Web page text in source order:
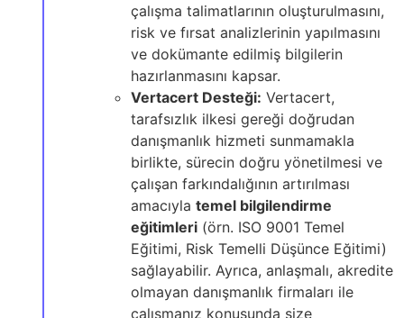
çalışma talimatlarının oluşturulmasını,
risk ve fırsat analizlerinin yapılmasını
ve dokümante edilmiş bilgilerin
hazırlanmasını kapsar.
Vertacert Desteği: Vertacert,
tarafsızlık ilkesi gereği doğrudan
danışmanlık hizmeti sunmamakla
birlikte, sürecin doğru yönetilmesi ve
çalışan farkındalığının artırılması
amacıyla temel bilgilendirme
eğitimleri (örn. ISO 9001 Temel
Eğitimi, Risk Temelli Düşünce Eğitimi)
sağlayabilir. Ayrıca, anlaşmalı, akredite
olmayan danışmanlık firmaları ile
çalışmanız konusunda size